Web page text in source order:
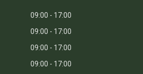
09:00
17:00
09:00
17:00
09:00
17:00
09:00
17:00